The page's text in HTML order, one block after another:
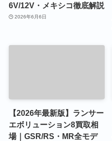
6V/12V・メキシコ徹底解説
2026年6月6日
【2026年最新版】ランサー
エボリューション8買取相
場｜GSR/RS・MR全モデ